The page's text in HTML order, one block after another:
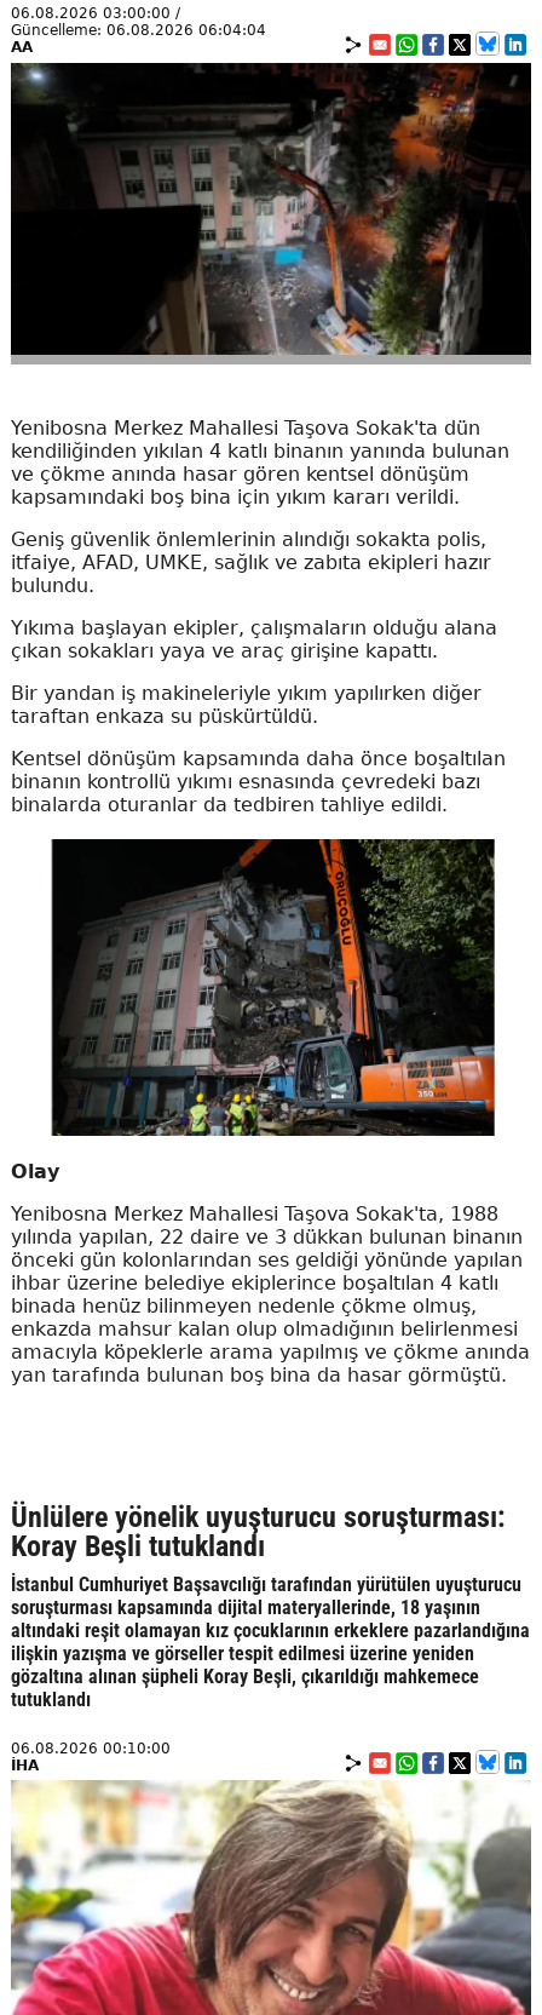
06.08.2026 03:00:00 /
Güncelleme: 06.08.2026 06:04:04
AA
Yenibosna Merkez Mahallesi Taşova Sokak'ta dün
kendiliğinden yıkılan 4 katlı binanın yanında bulunan
ve çökme anında hasar gören kentsel dönüşüm
kapsamındaki boş bina için yıkım kararı verildi.
Geniş güvenlik önlemlerinin alındığı sokakta polis,
itfaiye, AFAD, UMKE, sağlık ve zabıta ekipleri hazır
bulundu.
Yıkıma başlayan ekipler, çalışmaların olduğu alana
çıkan sokakları yaya ve araç girişine kapattı.
Bir yandan iş makineleriyle yıkım yapılırken diğer
taraftan enkaza su püskürtüldü.
Kentsel dönüşüm kapsamında daha önce boşaltılan
binanın kontrollü yıkımı esnasında çevredeki bazı
binalarda oturanlar da tedbiren tahliye edildi.
Olay
Yenibosna Merkez Mahallesi Taşova Sokak'ta, 1988
yılında yapılan, 22 daire ve 3 dükkan bulunan binanın
önceki gün kolonlarından ses geldiği yönünde yapılan
ihbar üzerine belediye ekiplerince boşaltılan 4 katlı
binada henüz bilinmeyen nedenle çökme olmuş,
enkazda mahsur kalan olup olmadığının belirlenmesi
amacıyla köpeklerle arama yapılmış ve çökme anında
yan tarafında bulunan boş bina da hasar görmüştü.
Ünlülere yönelik uyuşturucu soruşturması:
Koray Beşli tutuklandı
İstanbul Cumhuriyet Başsavcılığı tarafından yürütülen uyuşturucu
soruşturması kapsamında dijital materyallerinde, 18 yaşının
altındaki reşit olamayan kız çocuklarının erkeklere pazarlandığına
ilişkin yazışma ve görseller tespit edilmesi üzerine yeniden
gözaltına alınan şüpheli Koray Beşli, çıkarıldığı mahkemece
tutuklandı
06.08.2026 00:10:00
İHA